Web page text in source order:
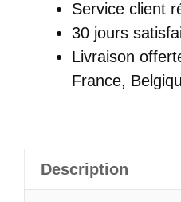
Service client
30 jours
Livraison
France,
Description